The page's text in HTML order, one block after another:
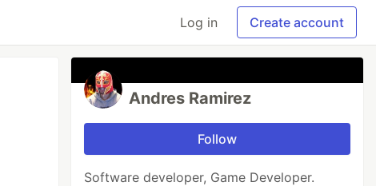
Log in Create account
Andres Ramirez
Follow
Software developer, Game Developer.